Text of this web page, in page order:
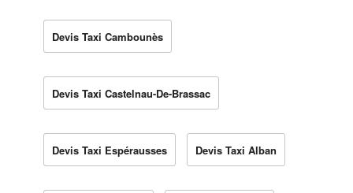
Devis Taxi Cambounès
Devis Taxi Castelnau-De-Brassac
Devis Taxi Espérausses Devis Taxi Alban